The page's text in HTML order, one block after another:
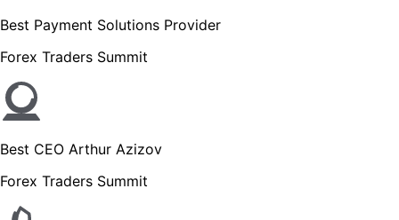
Best Payment Solutions Provider
Forex Traders Summit
Best CEO Arthur Azizov
Forex Traders Summit